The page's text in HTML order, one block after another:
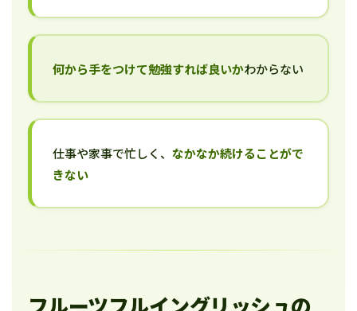
何から手をつけて勉強すれば良いかわからない
仕事や家事で忙しく、 なかなか続けることがで
きない